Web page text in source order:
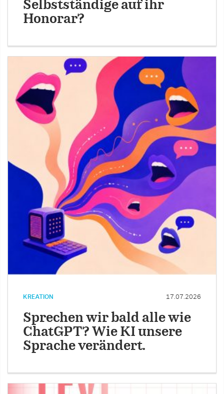
Selbstständige auf ihr
Honorar?
KREATION 17.07.2026
Sprechen wir bald alle wie
ChatGPT? Wie KI unsere
Sprache verändert.